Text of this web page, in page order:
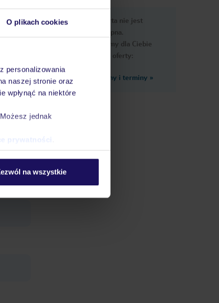
O plikach cookies
personalizowania
naszej stronie oraz
wpłynąć na niektóre
jednak
prywatności
na wszystkie
Ups, ta oferta nie jest
dostępna.
Przygotowaliśmy dla Ciebie
podobne oferty:
Zobacz inne ceny i terminy »